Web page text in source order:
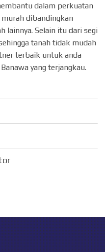
dalam perkuatan
dibandingkan
lainnya. Selain itu dari segi
tanah tidak mudah
terbaik untuk anda
yang terjangkau.